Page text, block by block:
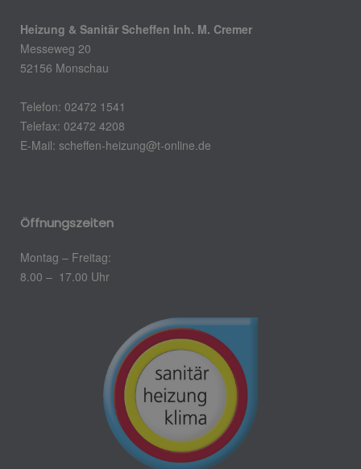
Heizung & Sanitär Scheffen Inh. M. Cremer
Messeweg 20
52156 Monschau
Telefon: 02472 1541
Telefax: 02472 4208
E-Mail: scheffen-heizung@t-online.de
Öffnungszeiten
Montag – Freitag:
8.00 – 17.00 Uhr